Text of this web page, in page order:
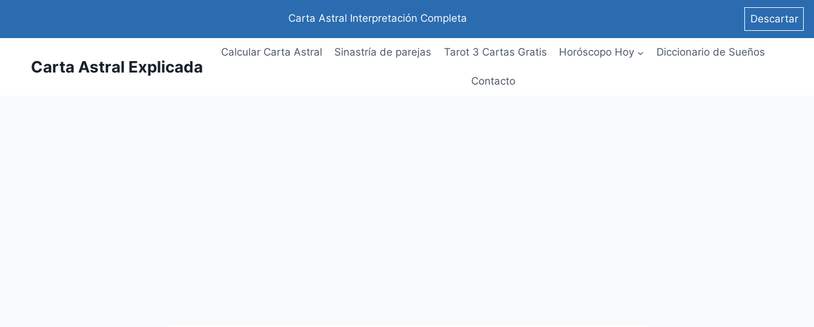
contenido
Carta Astral Interpretación Completa Descartar
Carta Astral Explicada
Calcular Carta Astral Sinastría de parejas Tarot 3 Cartas Gratis Horóscopo Hoy Diccionario de Sueños
Contacto